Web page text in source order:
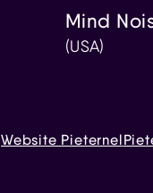
Mind
(USA)
Website Pieternel